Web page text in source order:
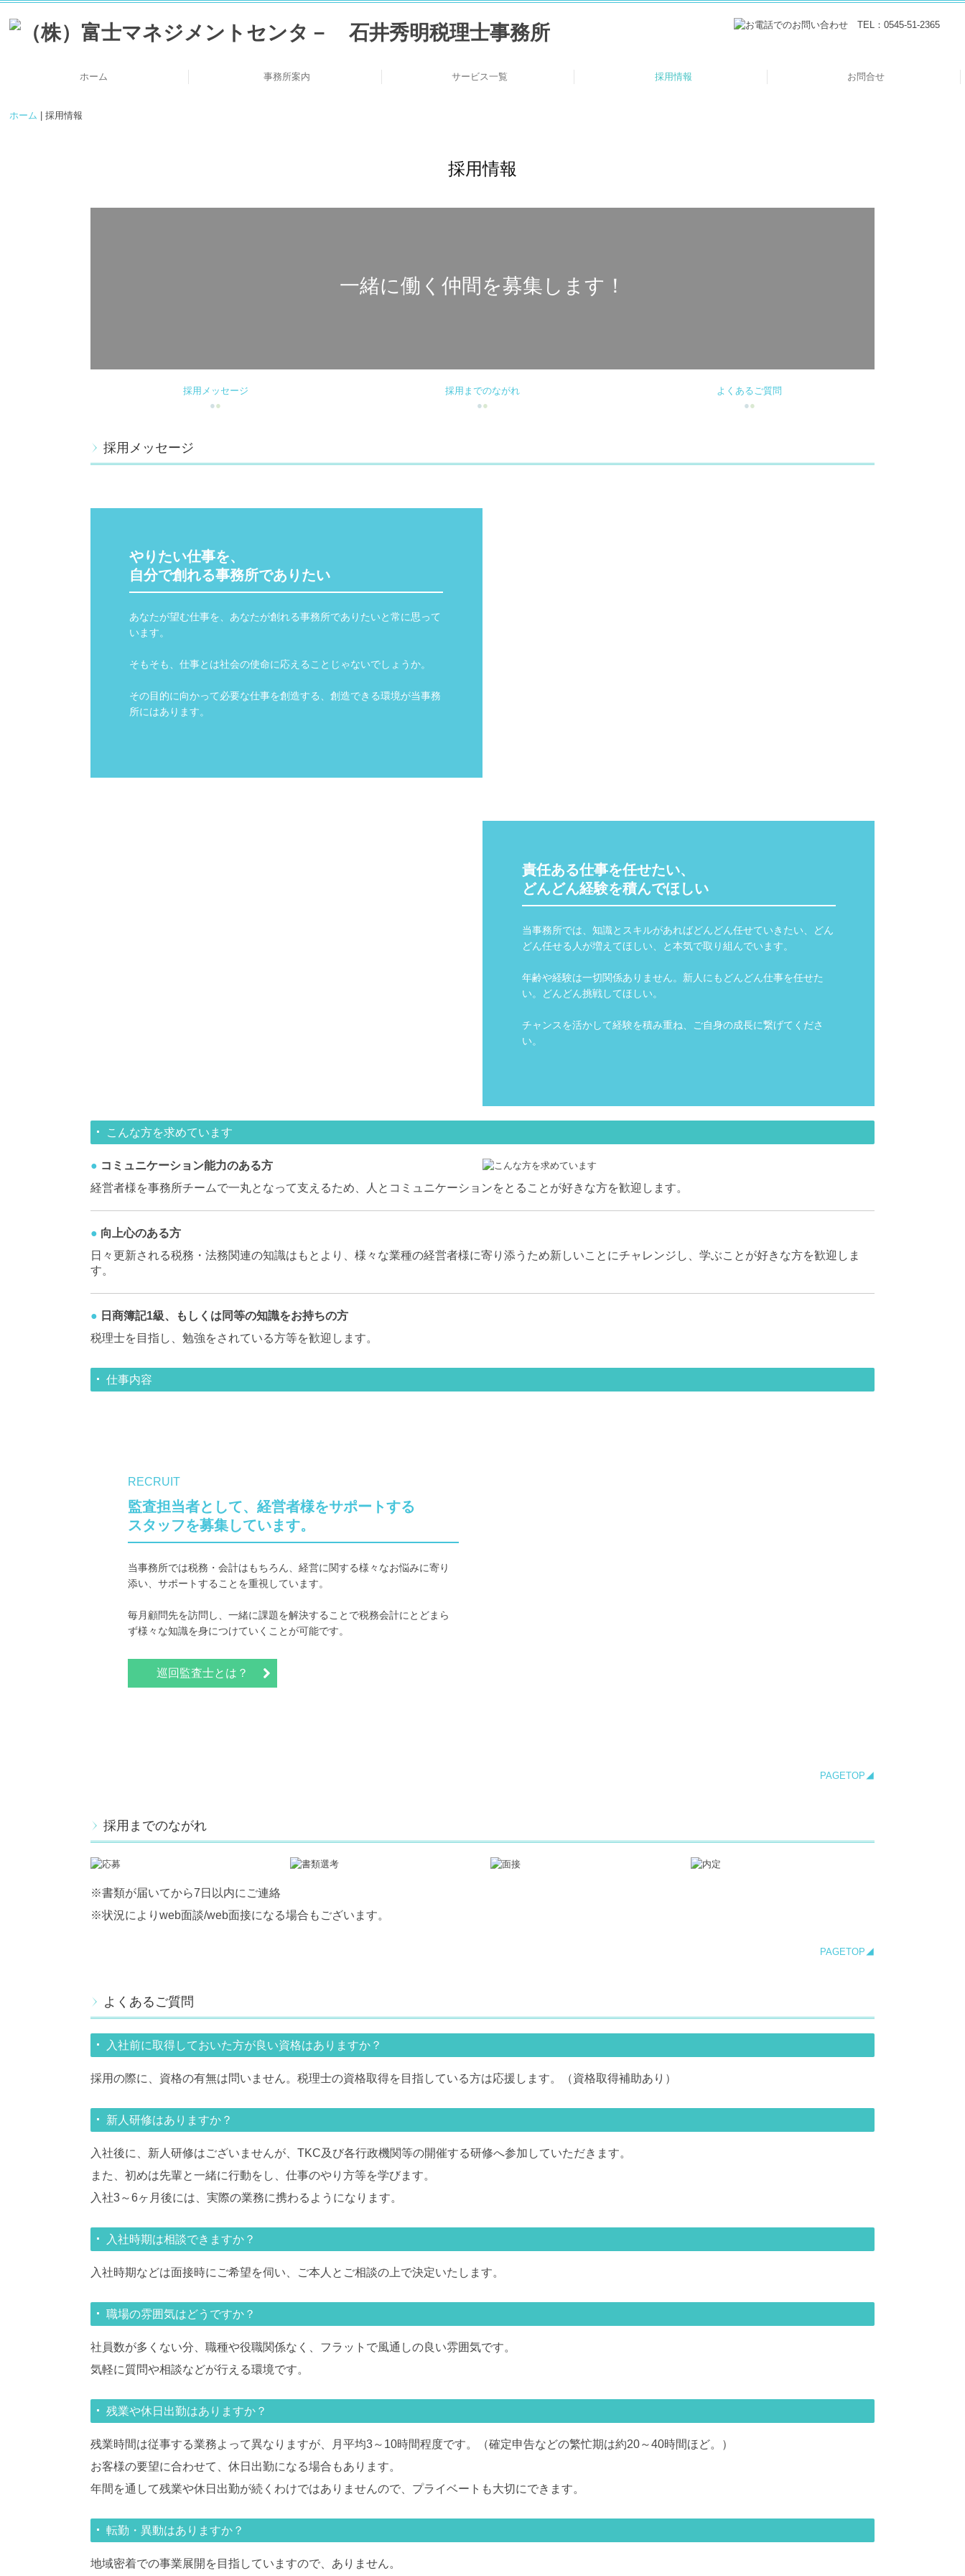
ホーム 事務所案内 サービス一覧 採用情報 お問合せ
ホーム | 採用情報
採用情報
一緒に働く仲間を募集します！
採用メッセージ
●●
採用までのながれ
●●
よくあるご質問
●●
採用メッセージ
やりたい仕事を、
自分で創れる事務所でありたい
あなたが望む仕事を、あなたが創れる事務所でありたいと常に思って
います。
そもそも、仕事とは社会の使命に応えることじゃないでしょうか。
その目的に向かって必要な仕事を創造する、創造できる環境が当事務
所にはあります。
責任ある仕事を任せたい、
どんどん経験を積んでほしい
当事務所では、知識とスキルがあればどんどん任せていきたい、どん
どん任せる人が増えてほしい、と本気で取り組んでいます。
年齢や経験は一切関係ありません。新人にもどんどん仕事を任せた
い。どんどん挑戦してほしい。
チャンスを活かして経験を積み重ね、ご自身の成長に繋げてくださ
い。
こんな方を求めています
● コミュニケーション能力のある方
経営者様を事務所チームで一丸となって支えるため、人とコミュニケーションをとることが好きな方を歓迎します。
● 向上心のある方
日々更新される税務・法務関連の知識はもとより、様々な業種の経営者様に寄り添うため新しいことにチャレンジし、学ぶことが好きな方を歓迎しま
す。
● 日商簿記1級、もしくは同等の知識をお持ちの方
税理士を目指し、勉強をされている方等を歓迎します。
仕事内容
RECRUIT
監査担当者として、経営者様をサポートする
スタッフを募集しています。
当事務所では税務・会計はもちろん、経営に関する様々なお悩みに寄り
添い、サポートすることを重視しています。
毎月顧問先を訪問し、一緒に課題を解決することで税務会計にとどまら
ず様々な知識を身につけていくことが可能です。
巡回監査士とは？
PAGETOP◢
採用までのながれ
※書類が届いてから7日以内にご連絡
※状況によりweb面談/web面接になる場合もございます。
PAGETOP◢
よくあるご質問
入社前に取得しておいた方が良い資格はありますか？
採用の際に、資格の有無は問いません。税理士の資格取得を目指している方は応援します。（資格取得補助あり）
新人研修はありますか？
入社後に、新人研修はございませんが、TKC及び各行政機関等の開催する研修へ参加していただきます。
また、初めは先輩と一緒に行動をし、仕事のやり方等を学びます。
入社3～6ヶ月後には、実際の業務に携わるようになります。
入社時期は相談できますか？
入社時期などは面接時にご希望を伺い、ご本人とご相談の上で決定いたします。
職場の雰囲気はどうですか？
社員数が多くない分、職種や役職関係なく、フラットで風通しの良い雰囲気です。
気軽に質問や相談などが行える環境です。
残業や休日出勤はありますか？
残業時間は従事する業務よって異なりますが、月平均3～10時間程度です。（確定申告などの繁忙期は約20～40時間ほど。）
お客様の要望に合わせて、休日出勤になる場合もあります。
年間を通して残業や休日出勤が続くわけではありませんので、プライベートも大切にできます。
転勤・異動はありますか？
地域密着での事業展開を目指していますので、ありません。